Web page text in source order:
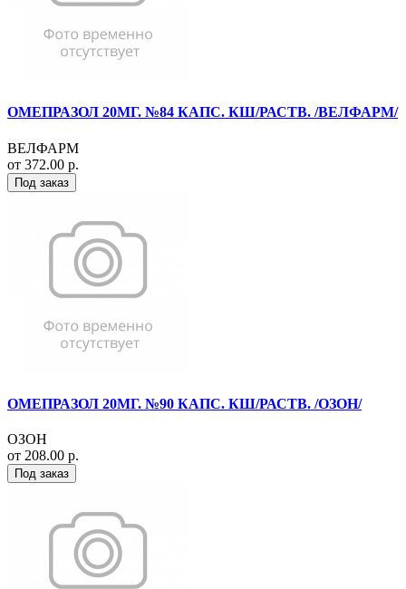
ОМЕПРАЗОЛ 20МГ. №84 КАПС. КШ/РАСТВ. /ВЕЛФАРМ/
ВЕЛФАРМ
от 372.00 р.
Под заказ
ОМЕПРАЗОЛ 20МГ. №90 КАПС. КШ/РАСТВ. /ОЗОН/
ОЗОН
от 208.00 р.
Под заказ